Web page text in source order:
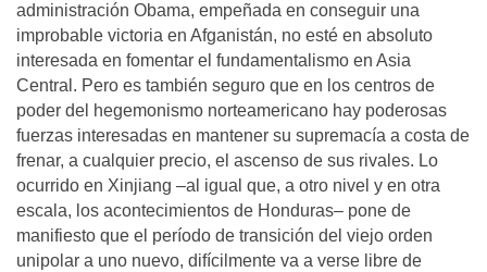
administración Obama, empeñada en conseguir una
improbable victoria en Afganistán, no esté en absoluto
interesada en fomentar el fundamentalismo en Asia
Central. Pero es también seguro que en los centros de
poder del hegemonismo norteamericano hay poderosas
fuerzas interesadas en mantener su supremacía a costa de
frenar, a cualquier precio, el ascenso de sus rivales. Lo
ocurrido en Xinjiang –al igual que, a otro nivel y en otra
escala, los acontecimientos de Honduras– pone de
manifiesto que el período de transición del viejo orden
unipolar a uno nuevo, difícilmente va a verse libre de